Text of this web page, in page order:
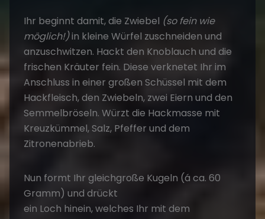
Nun formt Ihr gleichgroße Kugeln (á ca. 60
Gramm) und drückt
ein Loch hinein, welches Ihr mit dem
Schafskäse füllt. Verschließt das Ganze
gut, da der Käse sonst beim Braten ausläuft.
Erhitzt das Olivenöl in der Pfanne
und bratet die Bifteki von jeder Seite für ca. 6
Minuten auf mittlerer Stufe
Knoblauch, Knoblauch – in fast jedem
griechischen Gericht vertreten.